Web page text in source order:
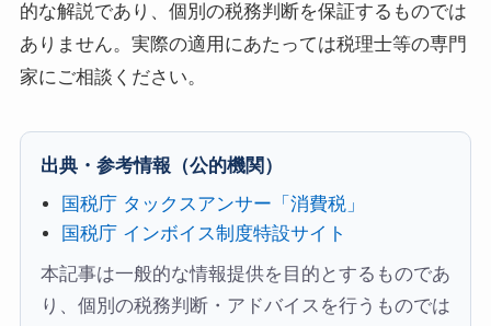
的な解説であり、個別の税務判断を保証するものでは
ありません。実際の適用にあたっては税理士等の専門
家にご相談ください。
出典・参考情報（公的機関）
国税庁 タックスアンサー「消費税」
国税庁 インボイス制度特設サイト
本記事は一般的な情報提供を目的とするものであ
り、個別の税務判断・アドバイスを行うものでは